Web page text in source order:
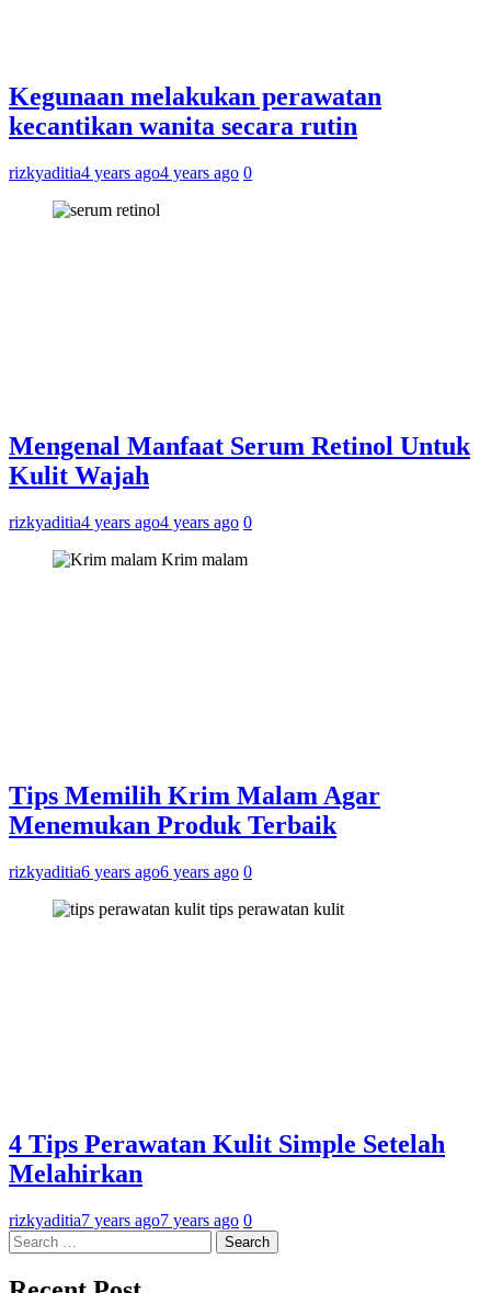
Kegunaan melakukan perawatan
kecantikan wanita secara rutin
rizkyaditia4 years ago4 years ago 0
Mengenal Manfaat Serum Retinol Untuk
Kulit Wajah
rizkyaditia4 years ago4 years ago 0
Krim malam
Tips Memilih Krim Malam Agar
Menemukan Produk Terbaik
rizkyaditia6 years ago6 years ago 0
tips perawatan kulit
4 Tips Perawatan Kulit Simple Setelah
Melahirkan
rizkyaditia7 years ago7 years ago 0
Search
for: